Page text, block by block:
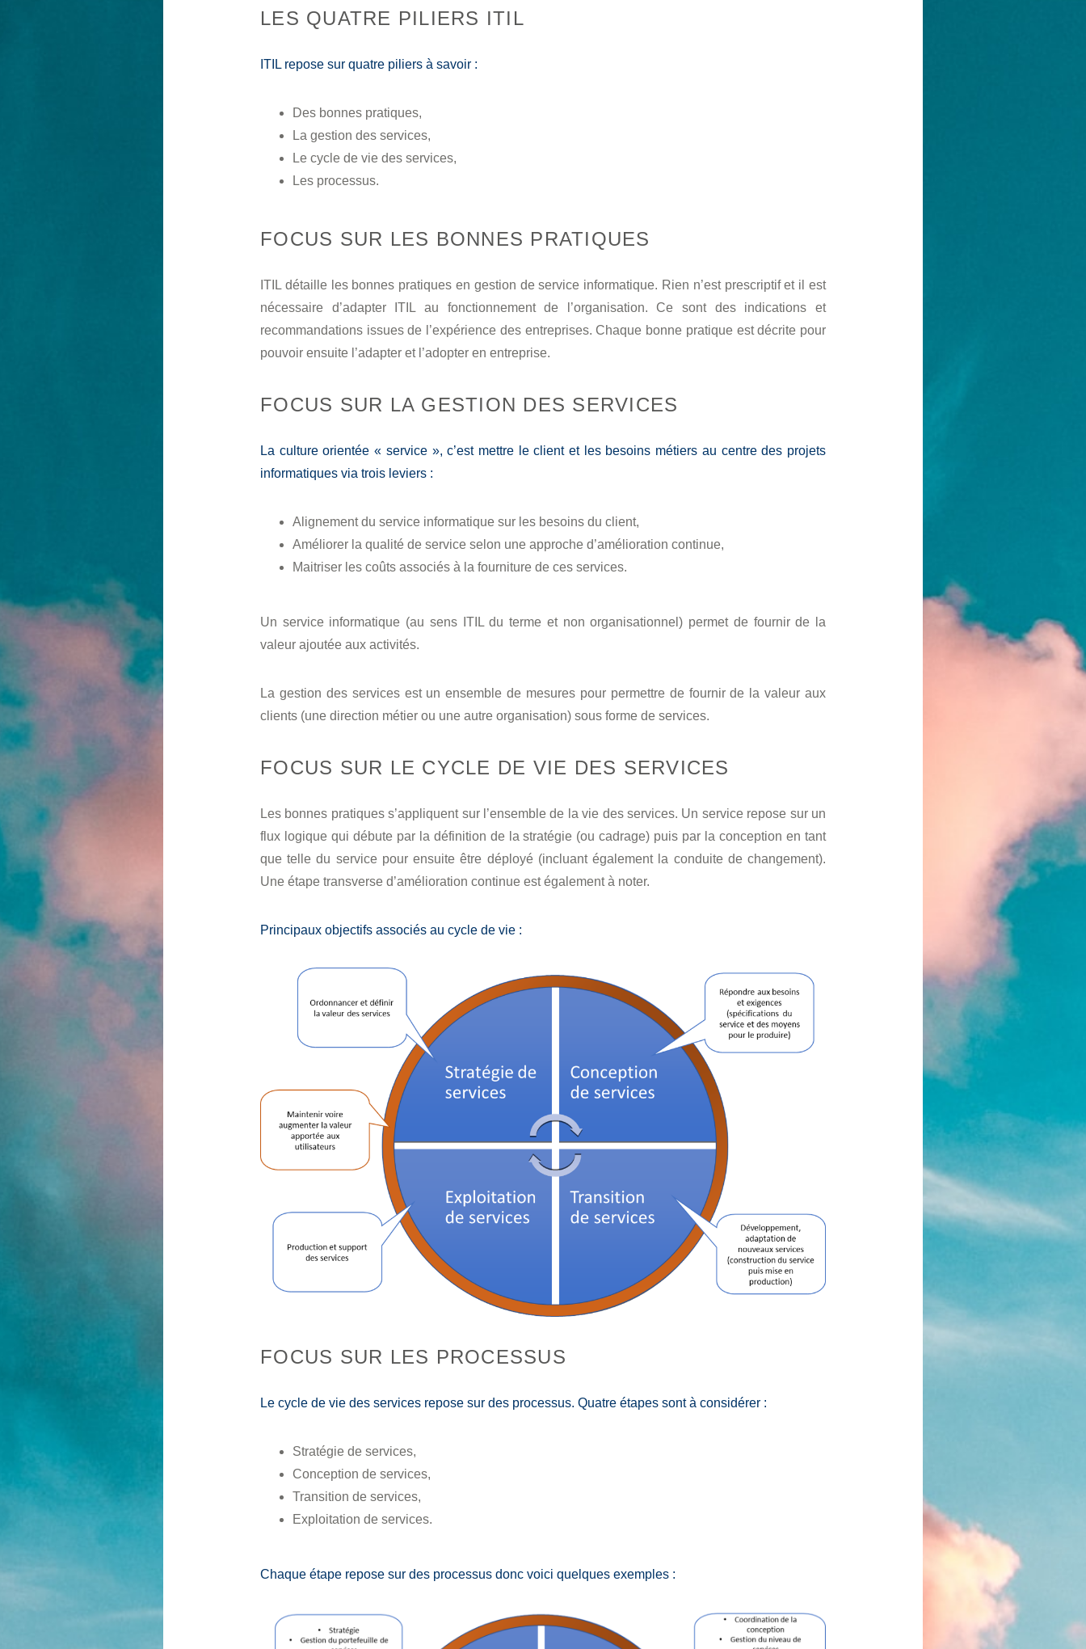
LES QUATRE PILIERS ITIL
ITIL repose sur quatre piliers à savoir :
Des bonnes pratiques,
La gestion des services,
Le cycle de vie des services,
Les processus.
FOCUS SUR LES BONNES PRATIQUES
ITIL détaille les bonnes pratiques en gestion de service informatique. Rien n’est prescriptif et il est
nécessaire d’adapter ITIL au fonctionnement de l’organisation. Ce sont des indications et
recommandations issues de l’expérience des entreprises. Chaque bonne pratique est décrite pour
pouvoir ensuite l’adapter et l’adopter en entreprise.
FOCUS SUR LA GESTION DES SERVICES
La culture orientée « service », c’est mettre le client et les besoins métiers au centre des projets
informatiques via trois leviers :
Alignement du service informatique sur les besoins du client,
Améliorer la qualité de service selon une approche d’amélioration continue,
Maitriser les coûts associés à la fourniture de ces services.
Un service informatique (au sens ITIL du terme et non organisationnel) permet de fournir de la
valeur ajoutée aux activités.
La gestion des services est un ensemble de mesures pour permettre de fournir de la valeur aux
clients (une direction métier ou une autre organisation) sous forme de services.
FOCUS SUR LE CYCLE DE VIE DES SERVICES
Les bonnes pratiques s’appliquent sur l’ensemble de la vie des services. Un service repose sur un
flux logique qui débute par la définition de la stratégie (ou cadrage) puis par la conception en tant
que telle du service pour ensuite être déployé (incluant également la conduite de changement).
Une étape transverse d’amélioration continue est également à noter.
Principaux objectifs associés au cycle de vie :
FOCUS SUR LES PROCESSUS
Le cycle de vie des services repose sur des processus. Quatre étapes sont à considérer :
Stratégie de services,
Conception de services,
Transition de services,
Exploitation de services.
Chaque étape repose sur des processus donc voici quelques exemples :